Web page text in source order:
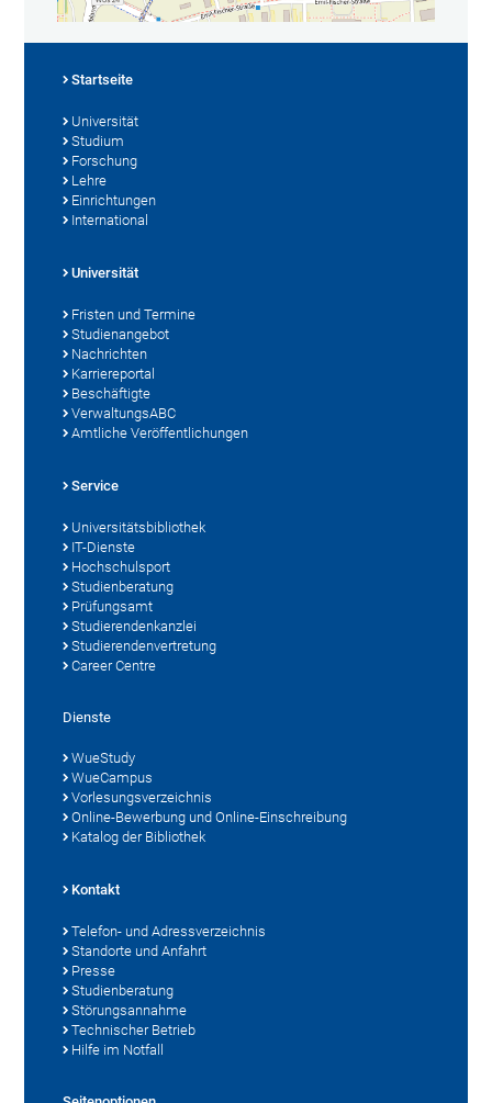
Startseite
Universität
Studium
Forschung
Lehre
Einrichtungen
International
Universität
Fristen und Termine
Studienangebot
Nachrichten
Karriereportal
Beschäftigte
VerwaltungsABC
Amtliche Veröffentlichungen
Service
Universitätsbibliothek
IT-Dienste
Hochschulsport
Studienberatung
Prüfungsamt
Studierendenkanzlei
Studierendenvertretung
Career Centre
Dienste
WueStudy
WueCampus
Vorlesungsverzeichnis
Online-Bewerbung und Online-Einschreibung
Katalog der Bibliothek
Kontakt
Telefon- und Adressverzeichnis
Standorte und Anfahrt
Presse
Studienberatung
Störungsannahme
Technischer Betrieb
Hilfe im Notfall